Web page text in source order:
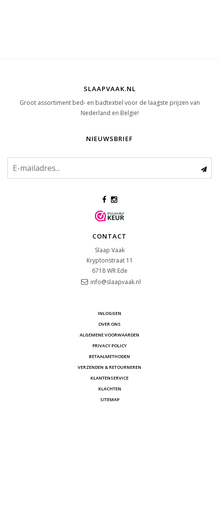
SLAAPVAAK.NL
Groot assortiment bed- en badtextiel voor de laagste prijzen van
Nederland en België!
NIEUWSBRIEF
CONTACT
Slaap Vaak
Kryptonstraat 11
6718 WR Ede
info@slaapvaak.nl
INLOGGEN
OVER ONS
ALGEMENE VOORWAARDEN
PRIVACY POLICY
BETAALMETHODEN
VERZENDEN & RETOURNEREN
KLANTENSERVICE
KLACHTEN
SITEMAP